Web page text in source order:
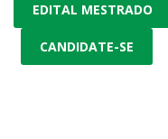
EDITAL MESTRADO
CANDIDATE-SE